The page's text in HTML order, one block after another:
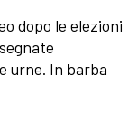
dopo le elezioni
urne. In barba